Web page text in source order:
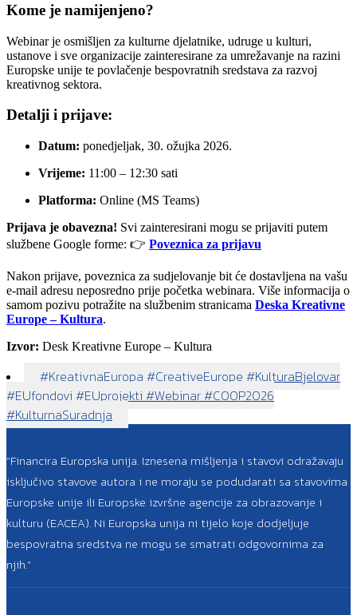
Kome je namijenjeno?
Webinar je osmišljen za kulturne djelatnike, udruge u kulturi,
ustanove i sve organizacije zainteresirane za umrežavanje na razini
Europske unije te povlačenje bespovratnih sredstava za razvoj
kreativnog sektora.
Detalji i prijave:
Datum: ponedjeljak, 30. ožujka 2026.
Vrijeme: 11:00 – 12:30 sati
Platforma: Online (MS Teams)
Prijava je obavezna! Svi zainteresirani mogu se prijaviti putem
službene Google forme: 👉 Poveznica za prijavu
Nakon prijave, poveznica za sudjelovanje bit će dostavljena na vašu
e-mail adresu neposredno prije početka webinara. Više informacija o
samom pozivu potražite na službenim stranicama Deska Kreativne
Europe – Kultura.
Izvor: Desk Kreativne Europe – Kultura
#KreativnaEuropa #CreativeEurope #KulturaBjelovar
#EUfondovi #EUprojekti #Webinar #COOP2026
#KulturnaSuradnja
“Financira Europska unija. Iznesena mišljenja i stavovi odražavaju
isključivo stavove autora i ne moraju se podudarati sa stavovima
Europske unije ili Europske izvršne agencije za obrazovanje i
kulturu (EACEA). Ni Europska unija ni tijelo koje dodjeljuje
bespovratna sredstva ne mogu se smatrati odgovornima za
njih.”